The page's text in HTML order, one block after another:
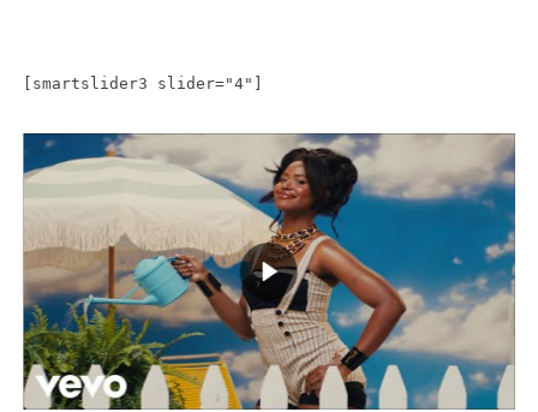
[smartslider3 slider="4"]